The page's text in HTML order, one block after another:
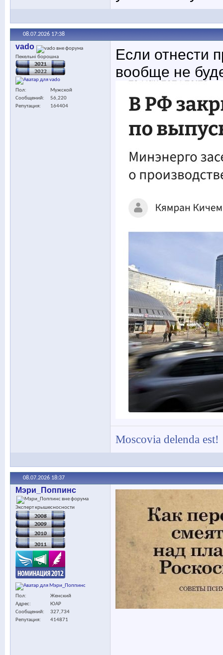
08.07.2026 17:38
vado
Пекельні борошна
Пол
Мужской
Сообщений
56,220
Репутация
164404
Если отнести
вообще не
Moscovia delenda est!
08.07.2026 18:37
Мэри_Поппинс
Эксперт крышесносности
Пол
Женский
Адрес
ЮАР
Сообщений
327,734
Репутация
414871